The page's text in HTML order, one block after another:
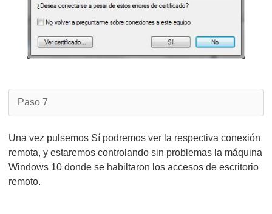
Paso 7
Una vez pulsemos Sí podremos ver la respectiva conexión
remota, y estaremos controlando sin problemas la máquina
Windows 10 donde se habiltaron los accesos de escritorio
remoto.